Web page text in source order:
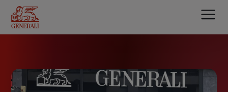
contenu
principal